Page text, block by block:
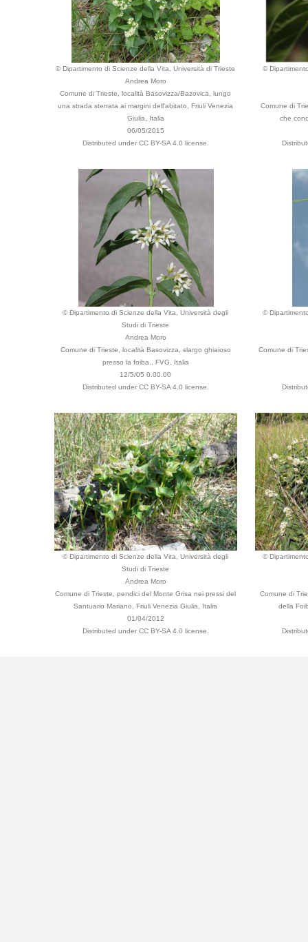
© Dipartimento di Scienze della Vita, Università di Trieste
Andrea Moro
Comune di Trieste, località Basovizza/Bazovica, lungo
una strada sterrata ai margini dell'abitato, Friuli Venezia
Giulia, Italia
06/05/2015
Distributed under CC BY-SA 4.0 license.
©
Comune di
che
© Dipartimento di Scienze della Vita, Università degli
Studi di Trieste
Andrea Moro
Comune di Trieste, località Basovizza, slargo ghiaioso
presso la foiba., FVG, Italia
12/5/05 0.00.00
Distributed under CC BY-SA 4.0 license.
©
Comune di
© Dipartimento di Scienze della Vita, Università degli
Studi di Trieste
Andrea Moro
Comune di Trieste, pendici del Monte Grisa nei pressi del
Santuario Mariano, Friuli Venezia Giulia, Italia
01/04/2012
Distributed under CC BY-SA 4.0 license.
©
Comune di
della